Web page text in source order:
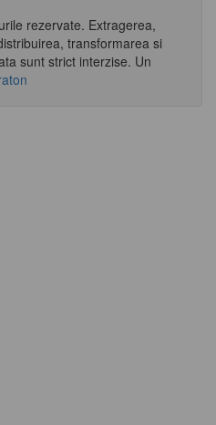
rezervate. Extragerea,
transformarea si
sunt strict interzise. Un